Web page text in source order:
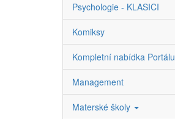
Psychologie - KLASICI
Komiksy
Kompletní nabídka Portálu
Management
Materské školy